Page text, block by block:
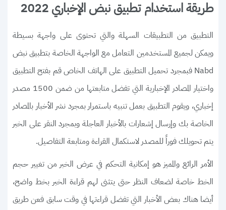
طريقة استخدام تطبيق نبض الإخباري 2022
التطبيق من التطبيقات السهلة والتي تحتوى على واجهة بسيطة
ويمكن لجميع المستخدمين التعامل مع الواجهة الخاصة بتطبيق نبض
Nabd فبمجرد تحميل التطبيق على الهاتف الخاص قم بفتح التطبيق
واختيار المصادر الإخبارية التي تفضل متابعتها من ضمن 1500 مصدر
إخباري، ويقوم التطبيق بعمل تنبيه باستمرار بمجرد نشر الأخبار بالمصادر
الخاصة بك وإرسال إشعارات بالأخبار العاجلة وبمجرد النقر على الخبر
يتم تحويلك فوراً للمصدر لاستكمال القراءة ومتابعة التفاصيل.
الأمر الرائع والمميز هو إمكانية التحكم في عرض الخبر من تغيير حجم
الخط خاصة لضعاف النظر حتى يتثنى لهم قراءة الخبر بخط واضح،
أيضا هناك بعض الأخبار التي تفضل قراءتها في وقت سابق فعن طريق